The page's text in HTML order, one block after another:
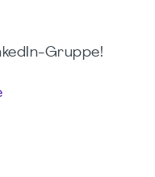
Gruppe!